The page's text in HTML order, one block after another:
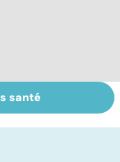
du
grâce aux
santé